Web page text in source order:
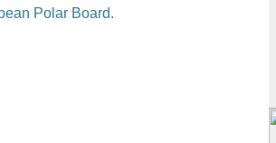
Polar Board.